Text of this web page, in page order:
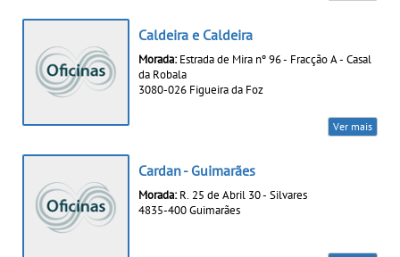
Caldeira e Caldeira
Morada: Estrada de Mira nº 96 - Fracção A - Casal
da Robala
3080-026 Figueira da Foz
Ver mais
Cardan - Guimarães
Morada: R. 25 de Abril 30 - Silvares
4835-400 Guimarães